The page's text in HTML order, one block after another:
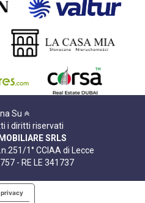
Su
i diritti riservati
SRLS
1° CCIAA di Lecce
- RE LE 341737
privacy